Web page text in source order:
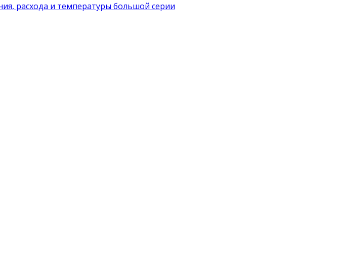
расхода и температуры большой серии